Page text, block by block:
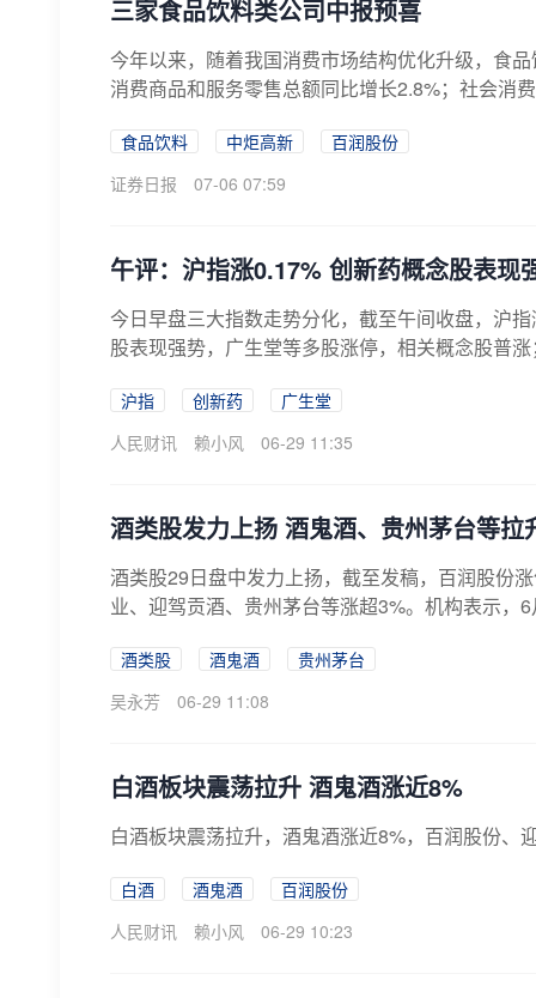
三家食品饮料类公司中报预喜
今年以来，随着我国消费市场结构优化升级，食
消费商品和服务零售总额同比增长2.8%；社会消
食品饮料 中炬高新
百润股份
证券日报
07-06 07:59
午评：沪指涨0.17% 创新药概念股表现
今日早盘三大指数走势分化，截至午间收盘，沪
股表现强势，广生堂等多股涨停，相关概念股普
沪指 创新药
广生堂
人民财讯
赖小风 06-29 11:35
酒类股发力上扬 酒鬼酒、贵州茅台等拉
酒类股29日盘中发力上扬，截至发稿，百润股份
业、迎驾贡酒、贵州茅台等涨超3%。机构表示，
酒类股 酒鬼酒
贵州茅台
吴永芳
06-29 11:08
白酒板块震荡拉升 酒鬼酒涨近8%
白酒板块震荡拉升，酒鬼酒涨近8%，百润股份、
白酒 酒鬼酒
百润股份
人民财讯
赖小风 06-29 10:23